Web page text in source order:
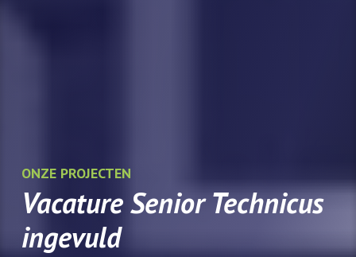
ONZE PROJECTEN
Vacature Senior Technicus
ingevuld